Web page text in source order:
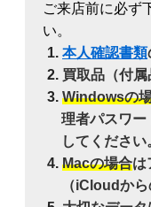
ご来店前に必ず
い。
本人確認書類
買取品（付属
Windowsの
理者パスワー
してください
Macの場合は
（iCloudか